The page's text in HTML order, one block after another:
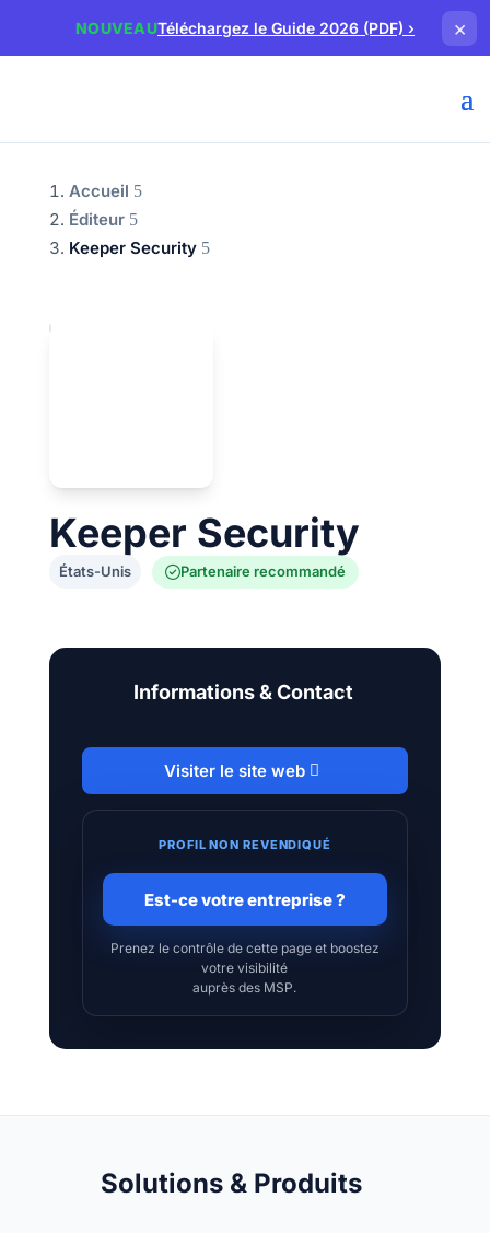
NOUVEAUTéléchargez le Guide 2026 (PDF)› ×
Accueil
Éditeur
Keeper Security
Keeper Security
États-Unis Partenaire recommandé
Informations & Contact
Visiter le site web
PROFIL NON REVENDIQUÉ
Est-ce votre entreprise ?
Prenez le contrôle de cette page et boostez
votre visibilité
auprès des MSP.
Solutions & Produits